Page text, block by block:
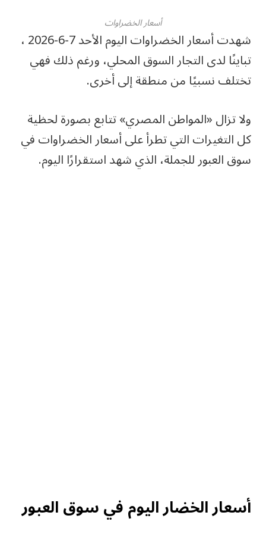
أسعار الخضراوات
شهدت أسعار الخضراوات اليوم الأحد 7-6-2026 ،
تباينًا لدى التجار السوق المحلي، ورغم ذلك فهي
تختلف نسبيًا من منطقة إلى أخرى.
ولا تزال «المواطن المصري» تتابع بصورة لحظية
كل التغيرات التي تطرأ على أسعار الخضراوات في
سوق العبور للجملة، الذي شهد استقرارًا اليوم.
أسعار الخضار اليوم في سوق العبور